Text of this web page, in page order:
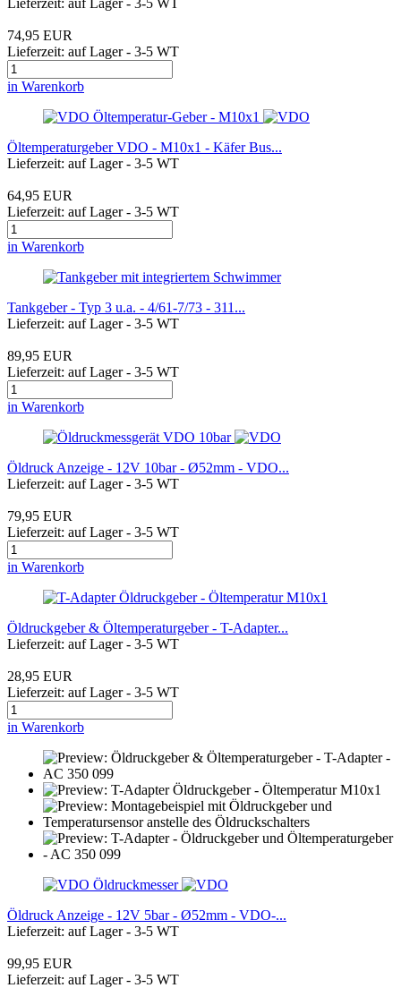
74,95 EUR
Lieferzeit: auf Lager - 3-5 WT
in Warenkorb
Öltemperaturgeber VDO - M10x1 - Käfer Bus...
Lieferzeit: auf Lager - 3-5 WT
64,95 EUR
Lieferzeit: auf Lager - 3-5 WT
in Warenkorb
Tankgeber - Typ 3 u.a. - 4/61-7/73 - 311...
Lieferzeit: auf Lager - 3-5 WT
89,95 EUR
Lieferzeit: auf Lager - 3-5 WT
in Warenkorb
Öldruck Anzeige - 12V 10bar - Ø52mm - VDO...
Lieferzeit: auf Lager - 3-5 WT
79,95 EUR
Lieferzeit: auf Lager - 3-5 WT
in Warenkorb
Öldruckgeber & Öltemperaturgeber - T-Adapter...
Lieferzeit: auf Lager - 3-5 WT
28,95 EUR
Lieferzeit: auf Lager - 3-5 WT
in Warenkorb
Öldruck Anzeige - 12V 5bar - Ø52mm - VDO-...
Lieferzeit: auf Lager - 3-5 WT
99,95 EUR
Lieferzeit: auf Lager - 3-5 WT